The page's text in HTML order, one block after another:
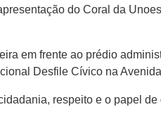
do Coral da
em frente ao prédio
Desfile Cívico na
respeito e o papel